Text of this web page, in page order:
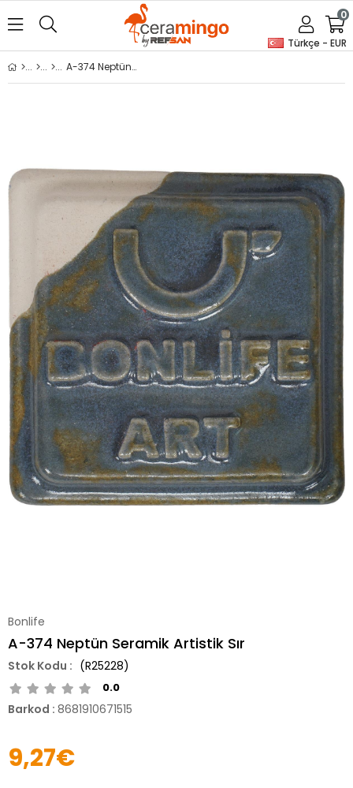
Türkçe - EUR
0
A-374 Neptün Seramik Artistik Sır
Bonlife
A-374 Neptün Seramik Artistik Sır
(R25228)
0.0
Barkod : 8681910671515
9,27€